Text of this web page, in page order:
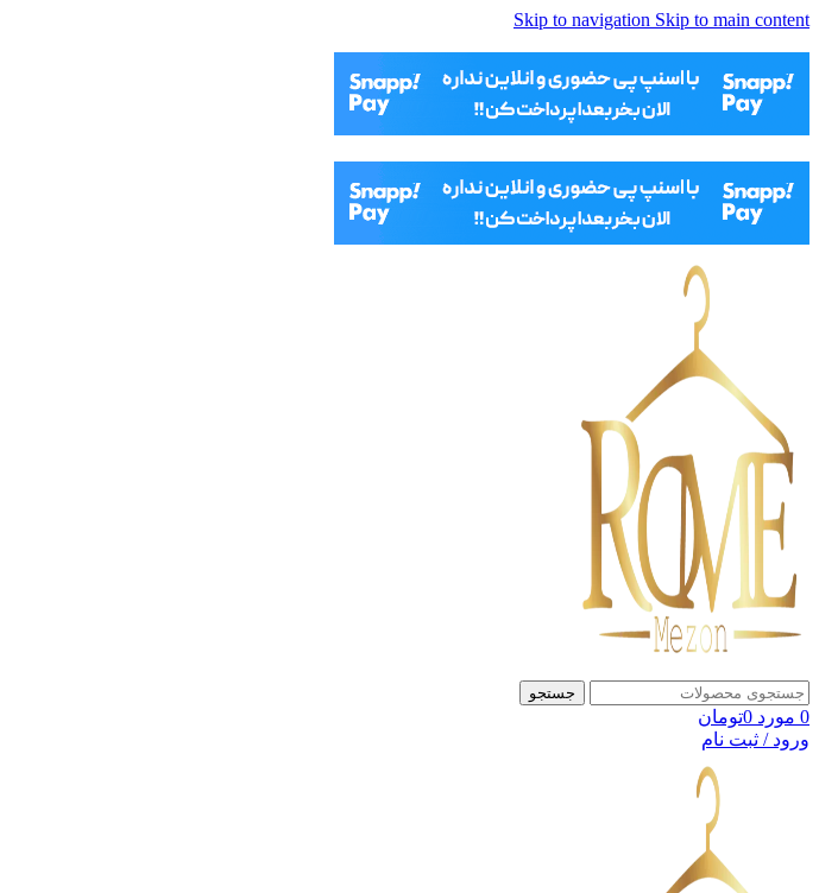
Skip to navigation Skip to main content
جستجو
0 مورد 0تومان
ورود / ثبت نام